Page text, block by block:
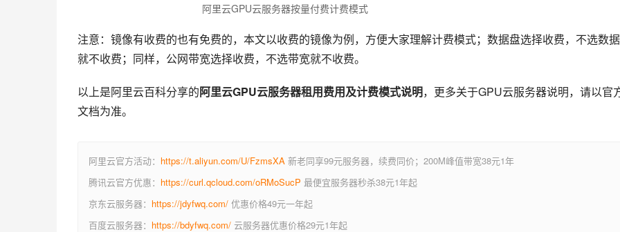
阿里云GPU云服务器按量付费计费模式
注意：镜像有收费的也有免费的，本文以收费的镜像为例，方便大家理解计费模式；数据盘选择收费，不选数
就不收费；同样，公网带宽选择收费，不选带宽就不收费。
以上是阿里云百科分享的阿里云GPU云服务器租用费用及计费模式说明，更多关于GPU云服务器说明，请以官
文档为准。
阿里云官方活动： https://t.aliyun.com/U/FzmsXA 新老同享99元服务器，续费同价；200M峰值带宽38元1年
腾讯云官方优惠： https://curl.qcloud.com/oRMoSucP 最便宜服务器秒杀38元1年起
京东云服务器： https://jdyfwq.com/ 优惠价格49元一年起
百度云服务器： https://bdyfwq.com/ 云服务器优惠价格29元1年起